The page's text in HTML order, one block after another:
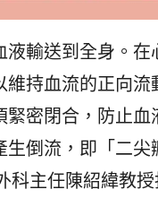
輸送到全身。在
持血流的正向
密閉合，防止
倒流，即「二
主任陳紹緯教